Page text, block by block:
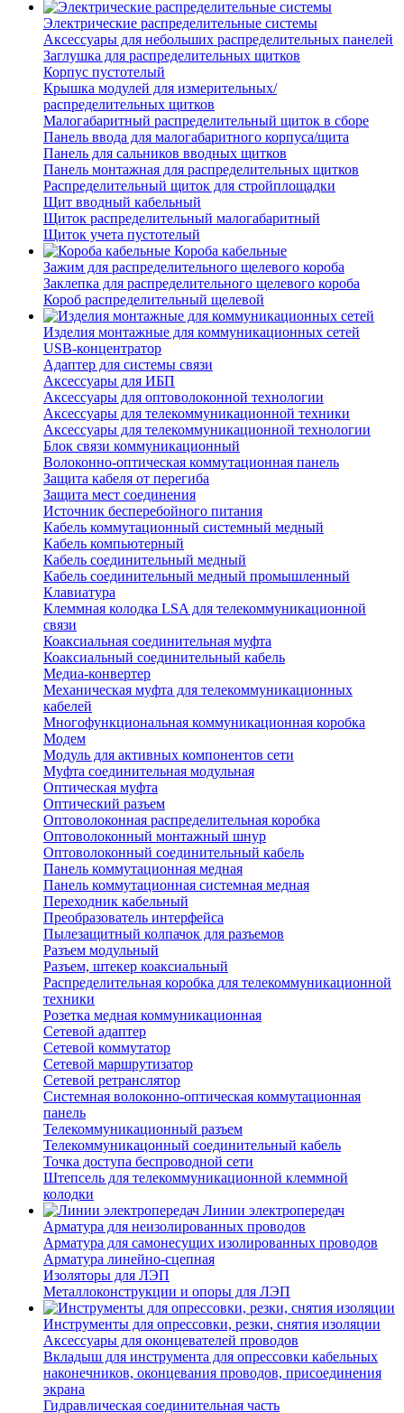
Электрические распределительные системы
Аксессуары для небольших распределительных панелей
Заглушка для распределительных щитков
Корпус пустотелый
Крышка модулей для измерительных/
распределительных щитков
Малогабаритный распределительный щиток в сборе
Панель ввода для малогабаритного корпуса/щита
Панель для сальников вводных щитков
Панель монтажная для распределительных щитков
Распределительный щиток для стройплощадки
Щит вводный кабельный
Щиток распределительный малогабаритный
Щиток учета пустотелый
Короба кабельные
Зажим для распределительного щелевого короба
Заклепка для распределительного щелевого короба
Короб распределительный щелевой
Изделия монтажные для коммуникационных сетей
USB-концентратор
Адаптер для системы связи
Аксессуары для ИБП
Аксессуары для оптоволоконной технологии
Аксессуары для телекоммуникационной техники
Аксессуары для телекоммуникационной технологии
Блок связи коммуникационный
Волоконно-оптическая коммутационная панель
Защита кабеля от перегиба
Защита мест соединения
Источник бесперебойного питания
Кабель коммутационный системный медный
Кабель компьютерный
Кабель соединительный медный
Кабель соединительный медный промышленный
Клавиатура
Клеммная колодка LSA для телекоммуникационной
связи
Коаксиальная соединительная муфта
Коаксиальный соединительный кабель
Медиа-конвертер
Механическая муфта для телекоммуникационных
кабелей
Многофункциональная коммуникационная коробка
Модем
Модуль для активных компонентов сети
Муфта соединительная модульная
Оптическая муфта
Оптический разъем
Оптоволоконная распределительная коробка
Оптоволоконный монтажный шнур
Оптоволоконный соединительный кабель
Панель коммутационная медная
Панель коммутационная системная медная
Переходник кабельный
Преобразователь интерфейса
Пылезащитный колпачок для разъемов
Разъем модульный
Разъем, штекер коаксиальный
Распределительная коробка для телекоммуникационной
техники
Розетка медная коммуникационная
Сетевой адаптер
Сетевой коммутатор
Сетевой маршрутизатор
Сетевой ретранслятор
Системная волоконно-оптическая коммутационная
панель
Телекоммуникационный разъем
Телекоммуникацонный соединительный кабель
Точка доступа беспроводной сети
Штепсель для телекоммуникационной клеммной
колодки
Линии электропередач
Арматура для неизолированных проводов
Арматура для самонесущих изолированных проводов
Арматура линейно-сцепная
Изоляторы для ЛЭП
Металлоконструкции и опоры для ЛЭП
Инструменты для опрессовки, резки, снятия изоляции
Аксессуары для оконцевателей проводов
Вкладыш для инструмента для опрессовки кабельных
наконечников, оконцевания проводов, присоединения
экрана
Гидравлическая соединительная часть